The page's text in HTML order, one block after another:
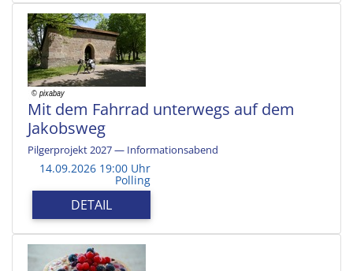
Mit dem Fahrrad unterwegs auf dem
Jakobsweg
Pilgerprojekt 2027 — Informationsabend
14.09.2026 19:00 Uhr
Polling
DETAIL